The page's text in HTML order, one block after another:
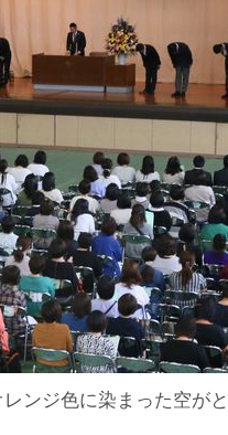
ンジ色に染まった空が